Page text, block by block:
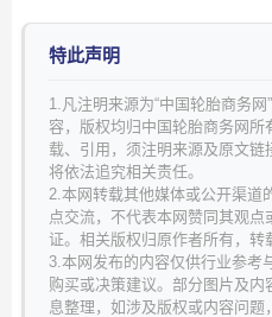
特此声明
1.凡注明来源为“中国轮胎商务
容，版权均归中国轮胎商务网
载、引用，须注明来源及原文链
将依法追究相关责任。
2.本网转载其他媒体或公开渠道
点交流，不代表本网赞同其观
证。相关版权归原作者所有，转
3.本网发布的内容仅供行业参考
购买或决策建议。部分图片及
息整理，如涉及版权或内容问题